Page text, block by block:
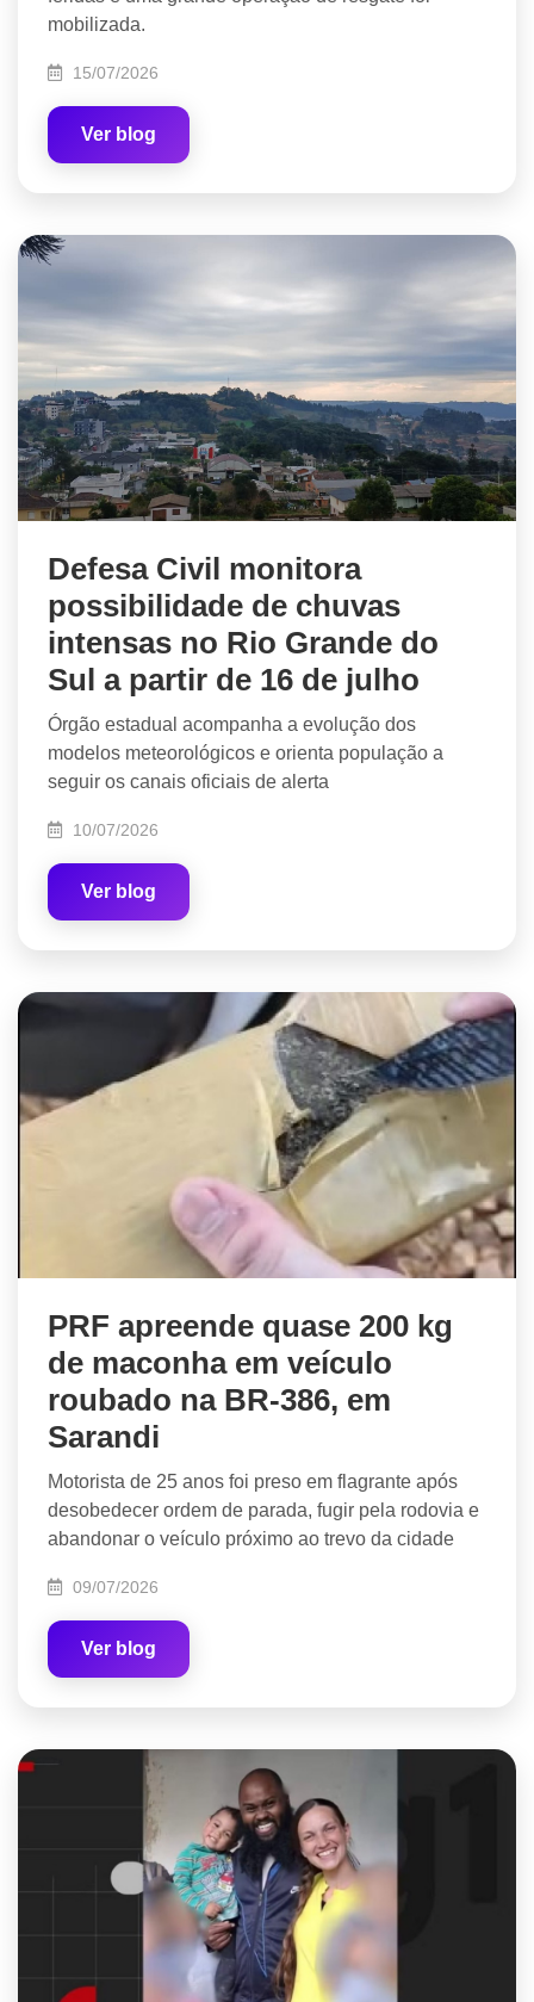
mobilizada.
15/07/2026
Ver blog
Defesa Civil monitora
possibilidade de chuvas
intensas no Rio Grande do
Sul a partir de 16 de julho
Órgão estadual acompanha a evolução dos
modelos meteorológicos e orienta população a
seguir os canais oficiais de alerta
10/07/2026
Ver blog
PRF apreende quase 200 kg
de maconha em veículo
roubado na BR-386, em
Sarandi
Motorista de 25 anos foi preso em flagrante após
desobedecer ordem de parada, fugir pela rodovia e
abandonar o veículo próximo ao trevo da cidade
09/07/2026
Ver blog